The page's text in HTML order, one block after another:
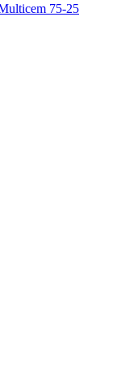
75-25